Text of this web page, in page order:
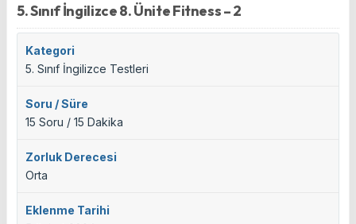
5. Sınıf İngilizce 8. Ünite Fitness – 2
Kategori
5. Sınıf İngilizce Testleri
Soru / Süre
15 Soru / 15 Dakika
Zorluk Derecesi
Orta
Eklenme Tarihi